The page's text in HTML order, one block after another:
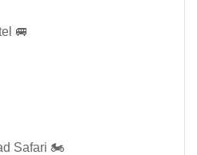
🚐
Safari 🏍️